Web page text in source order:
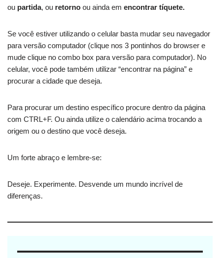
ou partida, ou retorno ou ainda em encontrar tíquete.
Se você estiver utilizando o celular basta mudar seu navegador
para versão computador (clique nos 3 pontinhos do browser e
mude clique no combo box para versão para computador). No
celular, você pode também utilizar “encontrar na página” e
procurar a cidade que deseja.
Para procurar um destino específico procure dentro da página
com CTRL+F. Ou ainda utilize o calendário acima trocando a
origem ou o destino que você deseja.
Um forte abraço e lembre-se:
Deseje. Experimente. Desvende um mundo incrível de
diferenças.